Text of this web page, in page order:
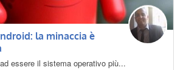
la minaccia è
essere il sistema operativo più...